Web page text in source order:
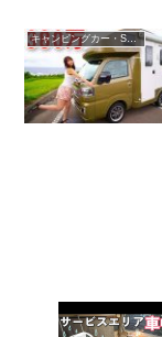
キャンピングカー・SUV人気車種